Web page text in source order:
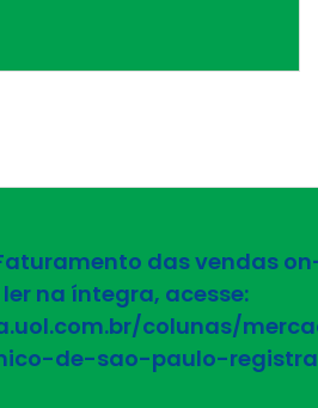
das vendas
na íntegra, acesse:
colunas/
de-sao-paulo-